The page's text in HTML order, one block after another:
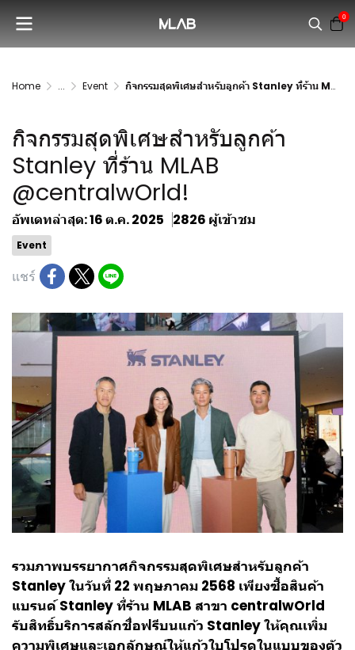
0
Home ... Event กิจกรรมสุดพิเศษสำหรับลูกค้า Stanley ที่ร้าน MLAB @centralwOrld!
กิจกรรมสุดพิเศษสำหรับลูกค้า
Stanley ที่ร้าน MLAB
@centralwOrld!
อัพเดทล่าสุด: 16 ต.ค. 2025 2826 ผู้เข้าชม
Event
แชร์
รวมภาพบรรยากาศกิจกรรมสุดพิเศษสำหรับลูกค้า
Stanley ในวันที่ 22 พฤษภาคม 2568 เพียงซื้อสินค้า
แบรนด์ Stanley ที่ร้าน MLAB สาขา centralwOrld
รับสิทธิ์บริการสลักชื่อฟรีบนแก้ว Stanley ให้คุณเพิ่ม
ความพิเศษและเอกลักษณ์ให้แก้วใบโปรดในแบบของตัว